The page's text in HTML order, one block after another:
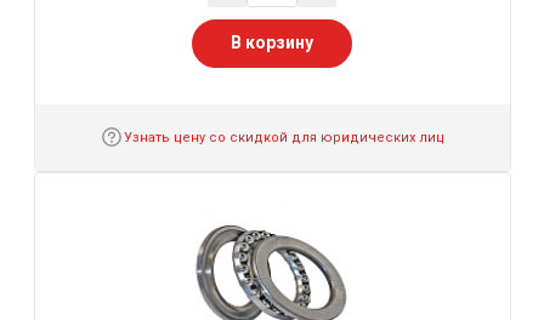
В корзину
Узнать цену со скидкой для юридических лиц